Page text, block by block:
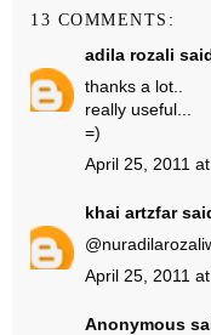
13 COMMENTS:
adila rozali
thanks a lot..
really useful...
=)
April 25, 2011
khai artzfar
@nuradilarozali
April 25, 2011
Anonymous